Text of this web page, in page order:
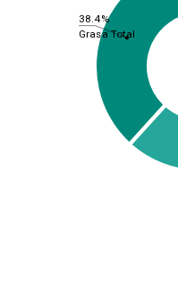
38.4%
Grasa Total